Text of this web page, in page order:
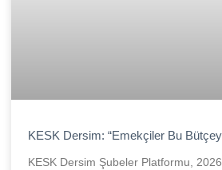
KESK Dersim: “Emekçiler Bu
KESK Dersim Şubeler Platformu, 2026